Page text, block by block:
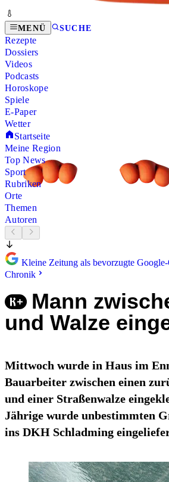
MENÜ SUCHE
Rezepte
Dossiers
Videos
Podcasts
Horoskope
Spiele
E-Paper
Wetter
Startseite
Meine Region
Top News
Sport
Rubriken
Orte
Themen
Autoren
Kleine Zeitung als bevorzugte
Chronik
Mann
und Walze
Mittwoch wurde in Haus im
Bauarbeiter zwischen einen
und einer Straßenwalze
Jährige wurde unbestimmten
ins DKH Schladming